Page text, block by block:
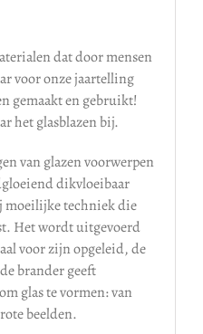
dat door mensen
voor onze jaartelling
gemaakt en gebruikt!
het glasblazen bij.
van glazen voorwerpen
dikvloeibaar
moeilijke techniek die
Het wordt uitgevoerd
voor zijn opgeleid, de
brander geeft
glas te vormen: van
beelden.